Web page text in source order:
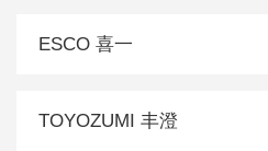
ESCO 喜一
TOYOZUMI 丰澄